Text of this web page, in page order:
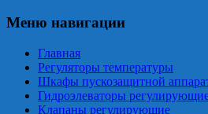
Меню навигации
Главная
Регуляторы температуры
Шкафы пускозащитной
Гидроэлеваторы
Клапаны регулирующие